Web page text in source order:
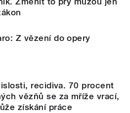
Z vězení do opery
recidiva. 70 procent
vězňů se za mříže vrací,
získání práce